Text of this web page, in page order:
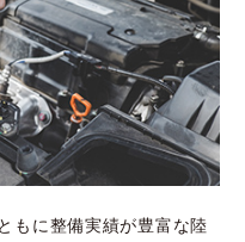
もに整備実績が豊富な陸